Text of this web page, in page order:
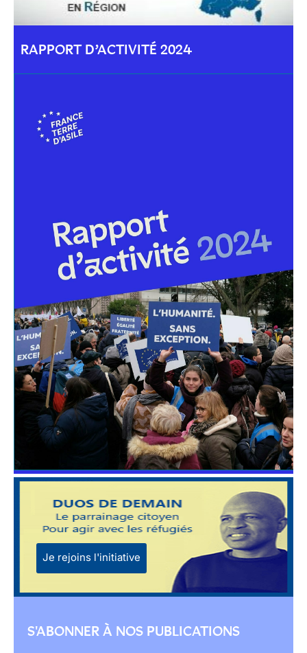
RAPPORT D’ACTIVITÉ 2024
Je rejoins l'initiative
S'ABONNER À NOS PUBLICATIONS